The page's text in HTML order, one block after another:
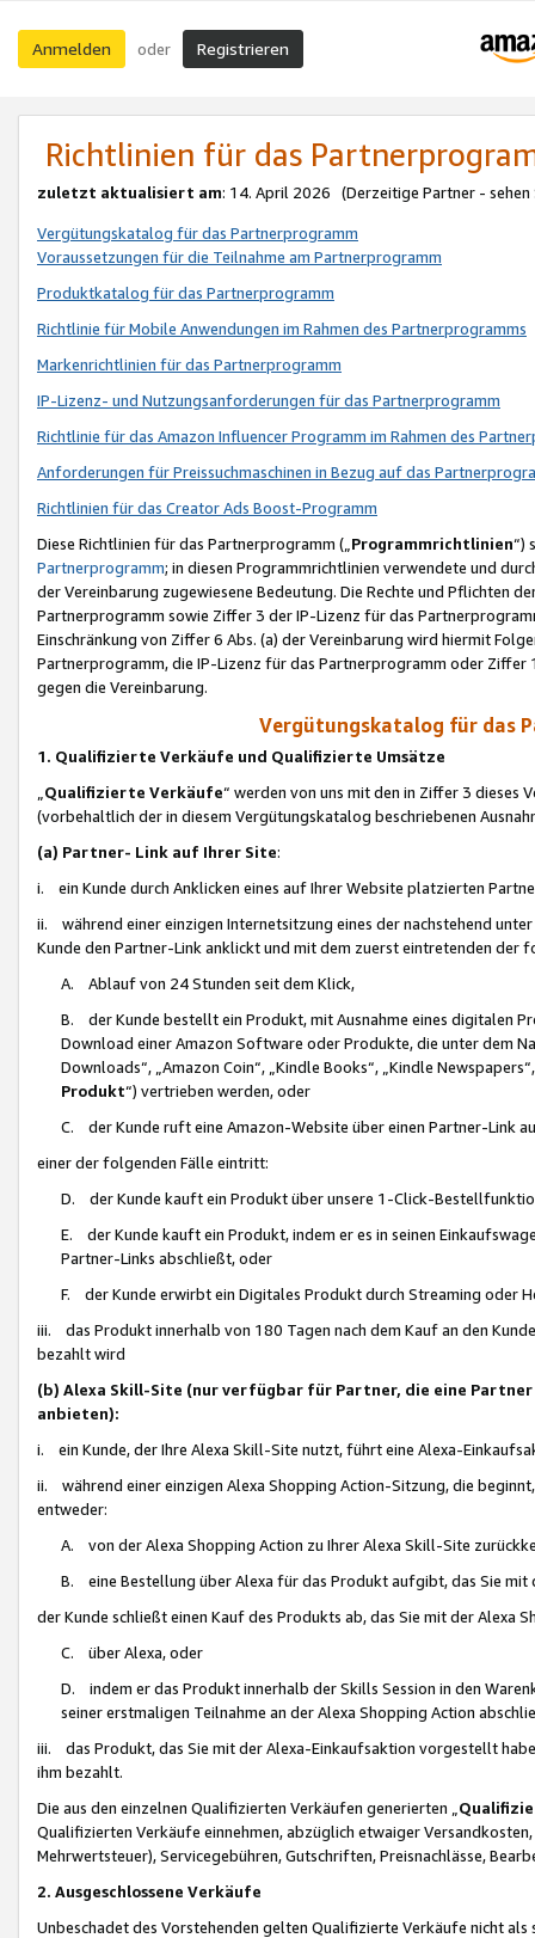
Anmelden oder Registrieren
Richtlinien für das
zuletzt aktualisiert am: 14. April 2026 (Derzeitige Partner - sehen
Vergütungskatalog für das Partnerprogramm
Voraussetzungen für die Teilnahme am Partnerprogramm
Produktkatalog für das Partnerprogramm
Richtlinie für Mobile Anwendungen im Rahmen des Partnerprogramms
Markenrichtlinien für das Partnerprogramm
IP-Lizenz- und Nutzungsanforderungen für das Partnerprogramm
Richtlinie für das Amazon Influencer Programm im Rahmen des
Anforderungen für Preissuchmaschinen in Bezug auf das
Richtlinien für das Creator Ads Boost-Programm
Diese Richtlinien für das Partnerprogramm („Programmrichtlinien“)
Partnerprogramm; in diesen Programmrichtlinien verwendete und
der Vereinbarung zugewiesene Bedeutung. Die Rechte und Pflichten
Partnerprogramm sowie Ziffer 3 der IP-Lizenz für das
Einschränkung von Ziffer 6 Abs. (a) der Vereinbarung wird hiermit
Partnerprogramm, die IP-Lizenz für das Partnerprogramm oder
gegen die Vereinbarung.
Vergütungskatalog für das
1. Qualifizierte Verkäufe und Qualifizierte Umsätze
Qualifizierte Verkäufe“ werden von uns mit den in Ziffer 3
(vorbehaltlich der in diesem Vergütungskatalog beschriebenen
(a) Partner- Link auf Ihrer Site:
i. ein Kunde durch Anklicken eines auf Ihrer Website platzierten
ii. während einer einzigen Internetsitzung eines der nachstehend
Kunde den Partner-Link anklickt und mit dem zuerst eintretenden der
A. Ablauf von 24 Stunden seit dem Klick,
B. der Kunde bestellt ein Produkt, mit Ausnahme eines digitalen
Download einer Amazon Software oder Produkte, die unter dem
Downloads“, „Amazon Coin“, „Kindle Books“, „Kindle
Produkt“) vertrieben werden, oder
C. der Kunde ruft eine Amazon-Website über einen Partner-Link
einer der folgenden Fälle eintritt:
D. der Kunde kauft ein Produkt über unsere 1-Click-
E. der Kunde kauft ein Produkt, indem er es in seinen
Partner-Links abschließt, oder
F. der Kunde erwirbt ein Digitales Produkt durch Streaming oder
iii. das Produkt innerhalb von 180 Tagen nach dem Kauf an den
bezahlt wird
(b) Alexa Skill-Site (nur verfügbar für Partner, die eine
anbieten):
i. ein Kunde, der Ihre Alexa Skill-Site nutzt, führt eine Alexa-
ii. während einer einzigen Alexa Shopping Action-Sitzung, die
entweder:
A. von der Alexa Shopping Action zu Ihrer Alexa Skill-Site
B. eine Bestellung über Alexa für das Produkt aufgibt, das Sie mit
der Kunde schließt einen Kauf des Produkts ab, das Sie mit der Alexa
C. über Alexa, oder
D. indem er das Produkt innerhalb der Skills Session in den
seiner erstmaligen Teilnahme an der Alexa Shopping Action
iii. das Produkt, das Sie mit der Alexa-Einkaufsaktion vorgestellt
ihm bezahlt.
Die aus den einzelnen Qualifizierten Verkäufen generierten „
Qualifizierten Verkäufe einnehmen, abzüglich etwaiger
Mehrwertsteuer), Servicegebühren, Gutschriften, Preisnachlässe,
2. Ausgeschlossene Verkäufe
Unbeschadet des Vorstehenden gelten Qualifizierte Verkäufe nicht